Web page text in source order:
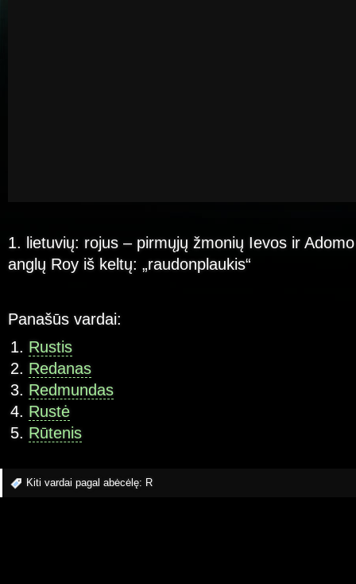
1. lietuvių: rojus – pirmųjų žmonių Ievos ir
anglų Roy iš keltų: „raudonplaukis“
Panašūs vardai:
Rustis
Redanas
Redmundas
Rustė
Rūtenis
Kiti vardai pagal abėcėlę: R